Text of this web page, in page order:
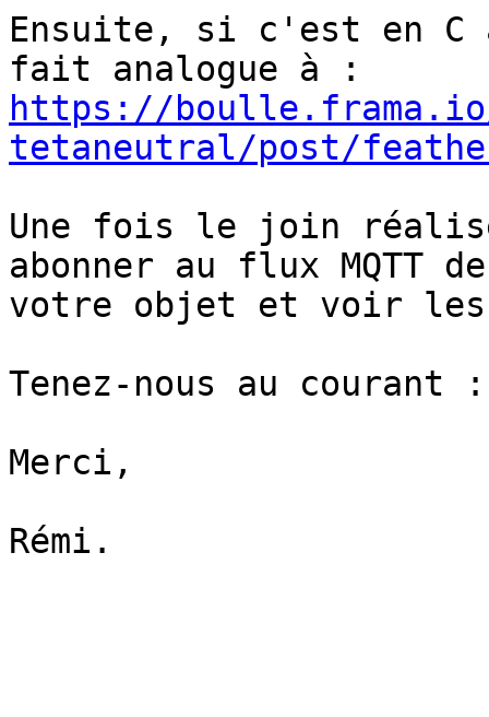
Ensuite, si c'est en C
https://boulle.frama.io/
tetaneutral/post/
Une fois le join
abonner au flux MQTT
votre objet et voir les
Tenez-nous au courant
Merci,
Rémi.